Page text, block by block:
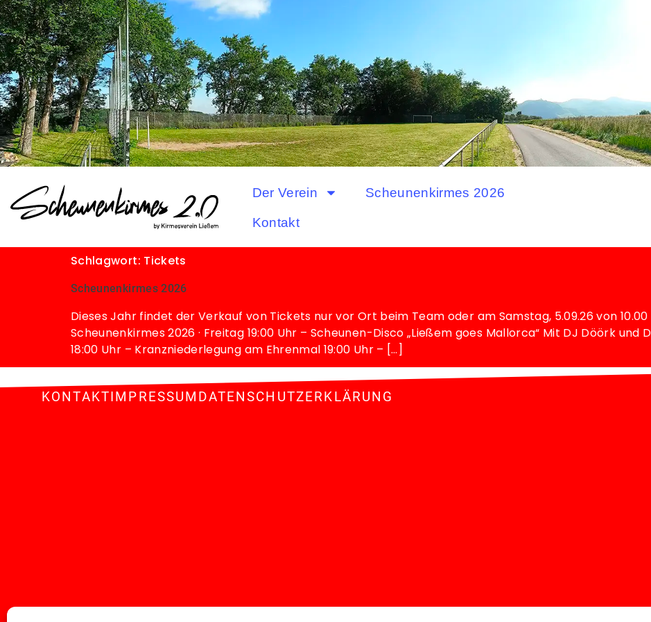
Der Verein Scheunenkirmes 2026
Kontakt
Schlagwort: Tickets
Scheunenkirmes 2026
Dieses Jahr findet der Verkauf von Tickets nur vor Ort beim Team oder am Samstag, 5.09.26 von
Scheunenkirmes 2026 · Freitag 19:00 Uhr – Scheunen-Disco „Ließem goes Mallorca“ Mit DJ Döörk und
18:00 Uhr – Kranzniederlegung am Ehrenmal 19:00 Uhr – […]
KONTAKTIMPRESSUM DATENSCHUTZERKLÄRUNG